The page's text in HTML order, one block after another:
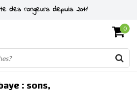
des rongeurs depuis 2011
0
: sons,